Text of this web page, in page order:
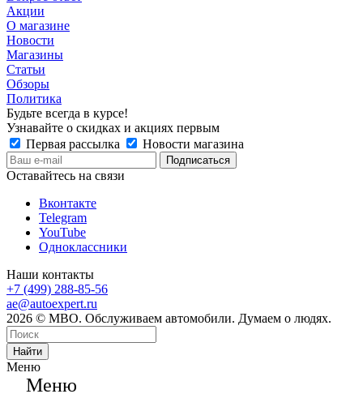
Акции
О магазине
Новости
Магазины
Статьи
Обзоры
Политика
Будьте всегда в курсе!
Узнавайте о скидках и акциях первым
Первая рассылка
Новости магазина
Оставайтесь на связи
Вконтакте
Telegram
YouTube
Одноклассники
Наши контакты
+7 (499) 288-85-56
ae@autoexpert.ru
2026 © МВО. Обслуживаем автомобили. Думаем о людях.
Найти
Меню
Меню